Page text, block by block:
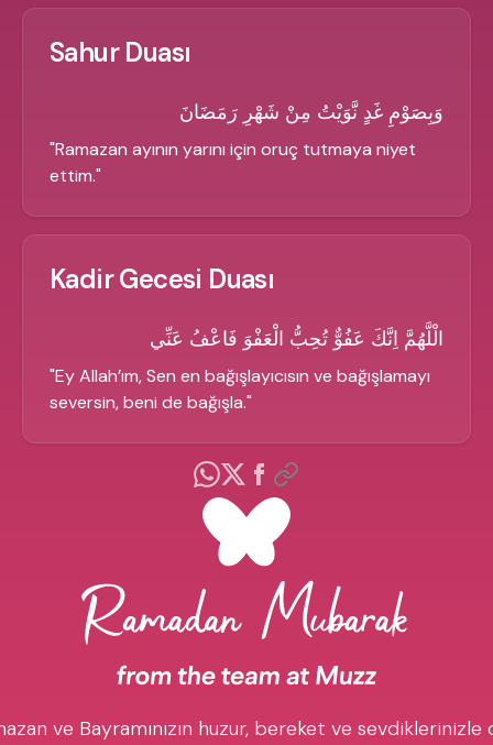
Sahur Duası
وَبِصَوْمِ غَدٍ نَّوَيْتُ مِنْ شَهْرِ رَمَضَانَ
"Ramazan ayının yarını için oruç tutmaya niyet
ettim."
Kadir Gecesi Duası
الْلَّهُمَّ اِنَّكَ عَفُوٌّ تُحِبُّ الْعَفْوَ فَاعْفُ عَنِّي
"Ey Allah’ım, Sen en bağışlayıcısın ve bağışlamayı
seversin, beni de bağışla."
ve Bayramınızın huzur, bereket ve sevdiklerinizle